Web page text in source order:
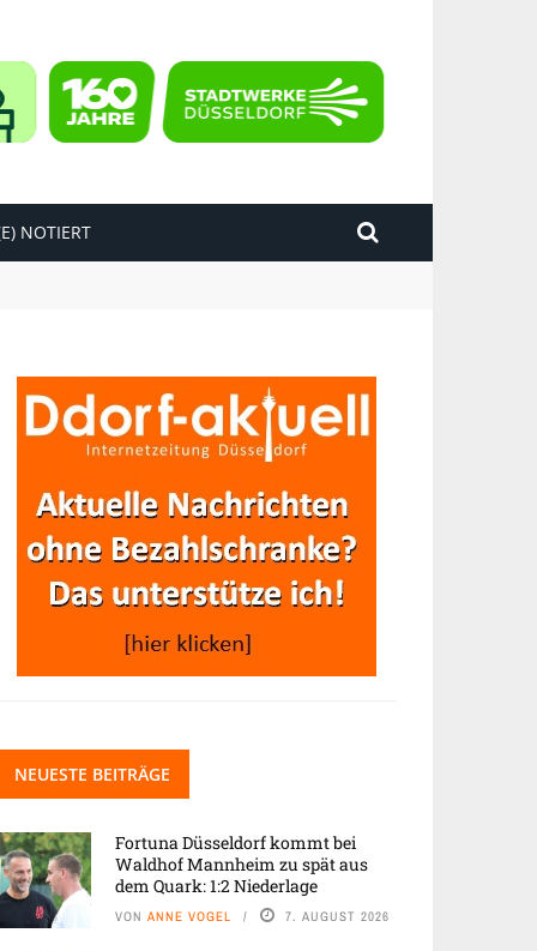
NOTIERT
NEUESTE BEITRÄGE
Fortuna Düsseldorf kommt bei
Waldhof Mannheim zu spät aus
dem Quark: 1:2 Niederlage
VON ANNE VOGEL 7. AUGUST 2026